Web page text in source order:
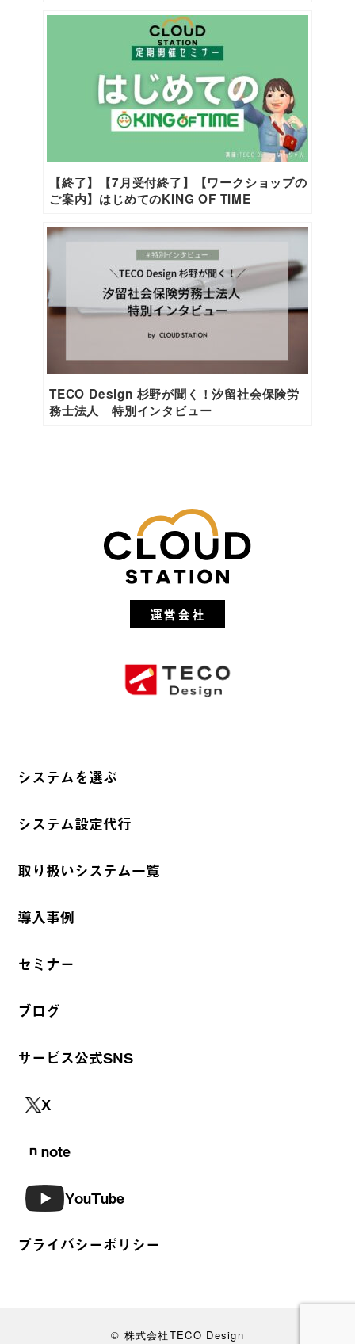
【終了】【7月受付終了】【ワークショップの
ご案内】はじめてのKING OF TIME
TECO Design 杉野が聞く！汐留社会保険労
務士法人 特別インタビュー
運営会社
システムを選ぶ
システム設定代行
取り扱いシステム一覧
導入事例
セミナー
ブログ
サービス公式SNS
X
note
YouTube
プライバシーポリシー
© 株式会社TECO Design